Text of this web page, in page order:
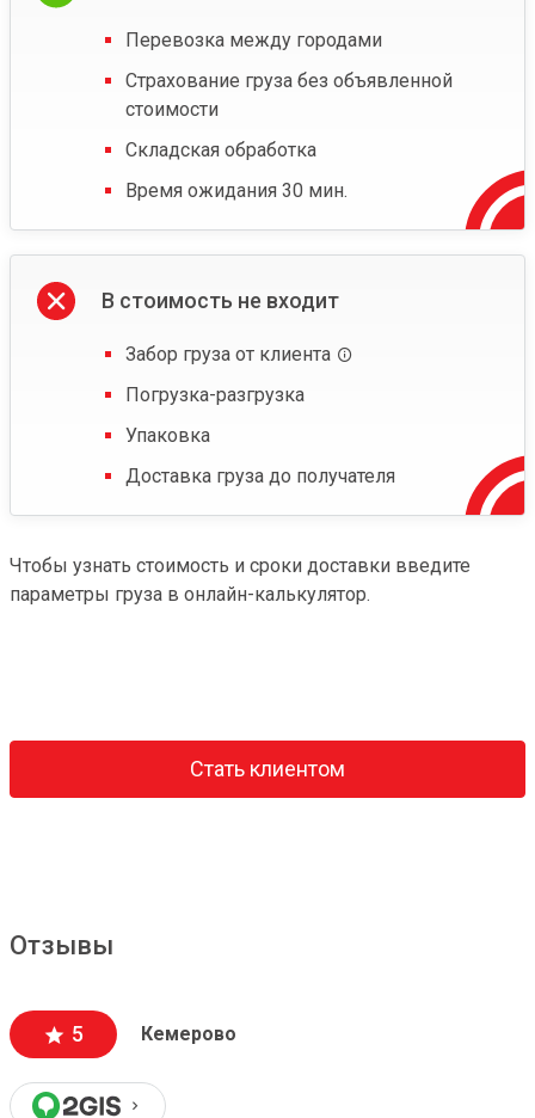
Перевозка между городами
Страхование груза без объявленной
стоимости
Складская обработка
Время ожидания 30 мин.
В стоимость не входит
Забор груза от клиента
Погрузка-разгрузка
Упаковка
Доставка груза до получателя
Чтобы узнать стоимость и сроки доставки введите
параметры груза в онлайн-калькулятор.
Стать клиентом
Отзывы
5 Кемерово